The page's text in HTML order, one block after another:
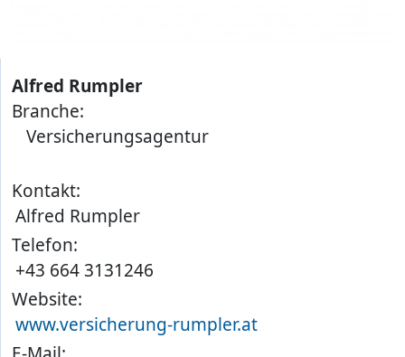
Alfred Rumpler
Branche:
Versicherungsagentur
Kontakt:
Alfred Rumpler
Telefon:
+43 664 3131246
Website:
www.versicherung-rumpler.at